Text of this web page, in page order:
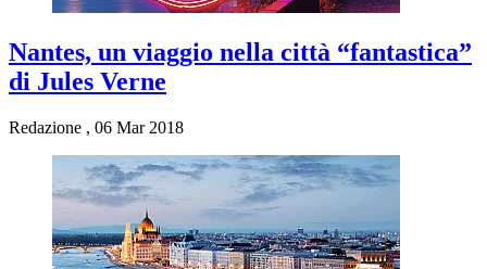
Nantes, un viaggio nella città “fantastica”
di Jules Verne
Redazione , 06 Mar 2018